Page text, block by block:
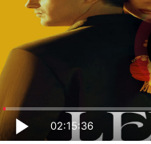
02:15:36